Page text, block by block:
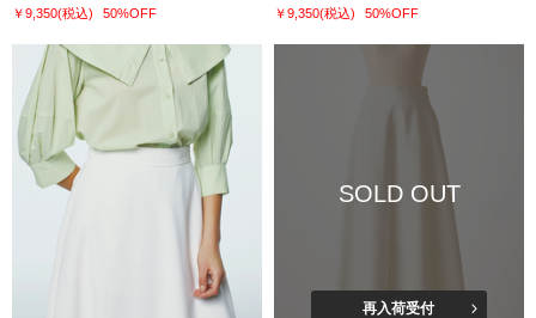
￥9,350(税込) 50%OFF ￥9,350(税込) 50%OFF
SOLD OUT
再入荷受付